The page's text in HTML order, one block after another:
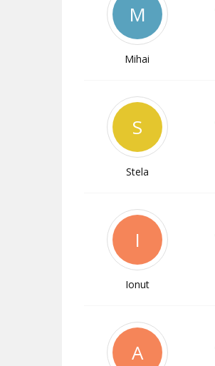
M
Mihai
S
Stela
I
Ionut
A